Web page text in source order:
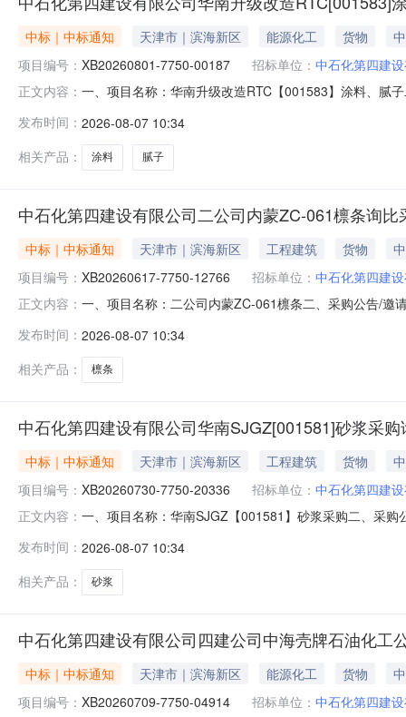
中标｜中标通知 天津市｜滨海新区 能源化工 货物
项目编号： XB20260801-7750-00187 招标单位： 中石化第四建
正文内容： 一、项目名称：华南升级改造RTC【001583】涂料、腻
11/112027-07-25物料2:(水性)丙烯酸聚合物水泥防水涂
发布时间： 2026-08-07 10:34
相关产品：
涂料 腻子
中石化第四建设有限公司二公司内蒙ZC-061檩条询比
中标｜中标通知 天津市｜滨海新区 工程建筑 货物
项目编号： XB20260617-7750-12766 招标单位： 中石化第四建
正文内容： 一、项目名称：二公司内蒙ZC-061檩条二、采购公告/邀
市嘉丰工贸有限公司备选供应商1/12027-03-31四、公
发布时间： 2026-08-07 10:34
相关产品：
檩条
中石化第四建设有限公司华南SJGZ[001581]砂浆采
中标｜中标通知 天津市｜滨海新区 工程建筑 货物
项目编号： XB20260730-7750-20336 招标单位： 中石化第四建
正文内容： 一、项目名称：华南SJGZ【001581】砂浆采购二、采
9/92027-07-25物料2:预拌砂浆\DSM20序号供应商名称
发布时间： 2026-08-07 10:34
相关产品：
砂浆
中石化第四建设有限公司四建公司中海壳牌石油化
中标｜中标通知 天津市｜滨海新区 能源化工 货物
项目编号： XB20260709-7750-04914 招标单位： 中石化第四建